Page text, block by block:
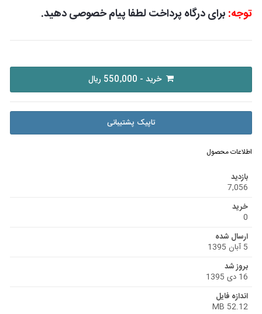
توجه: برای درگاه پرداخت لطفا پیام خصوصی دهید.
خرید - 550٬000 ریال
تاپیک پشتیبانی
اطلاعات محصول
بازدید
7,056
خرید
0
ارسال شده
5 آبان 1395
بروز شد
16 دی 1395
اندازه فایل
52.12 MB